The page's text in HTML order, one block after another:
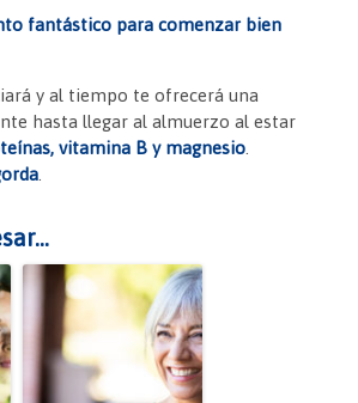
fantástico para comenzar bien
y al tiempo te ofrecerá una
hasta llegar al almuerzo al estar
vitamina B y magnesio